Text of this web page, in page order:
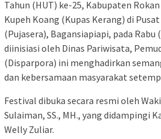
Tahun (HUT) ke-25, Kabupaten
Kupeh Koang (Kupas Kerang) di
(Pujasera), Bagansiapiapi, pada Rabu
diinisiasi oleh Dinas Pariwisata,
(Disparpora) ini menghadirkan
dan kebersamaan masyarakat
Festival dibuka secara resmi oleh
Sulaiman, SS., MH., yang didampingi
Welly Zuliar.